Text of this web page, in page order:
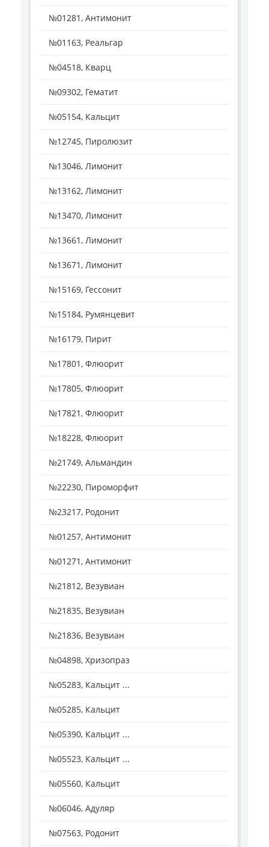
№01281, Антимонит
№01163, Реальгар
№04518, Кварц
№09302, Гематит
№05154, Кальцит
№12745, Пиролюзит
№13046, Лимонит
№13162, Лимонит
№13470, Лимонит
№13661, Лимонит
№13671, Лимонит
№15169, Гессонит
№15184, Румянцевит
№16179, Пирит
№17801, Флюорит
№17805, Флюорит
№17821, Флюорит
№18228, Флюорит
№21749, Альмандин
№22230, Пироморфит
№23217, Родонит
№01257, Антимонит
№01271, Антимонит
№21812, Везувиан
№21835, Везувиан
№21836, Везувиан
№04898, Хризопраз
№05283, Кальцит ...
№05285, Кальцит
№05390, Кальцит ...
№05523, Кальцит ...
№05560, Кальцит
№06046, Адуляр
№07563, Родонит